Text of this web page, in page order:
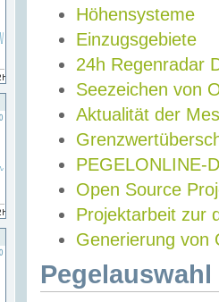
Höhensysteme
Einzugsgebiete
24h Regenradar
Seezeichen von
Aktualität der
PEGELONLINE-
Open Source
Projektarbeit zur
Generierung von